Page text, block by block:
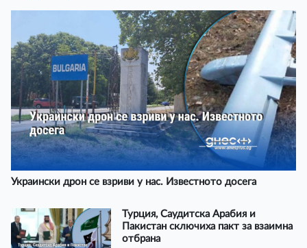
Украински дрон се взриви у нас. Известното досега
Турция, Саудитска Арабия и
Пакистан сключиха пакт за взаимна
отбрана